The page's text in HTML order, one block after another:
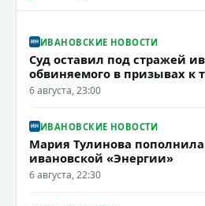
ИВАНОВСКИЕ НОВОСТИ
Суд оставил под стражей
обвиняемого в призывах к
6 августа, 23:00
ИВАНОВСКИЕ НОВОСТИ
Мария Тулинова
ивановской «Энергии»
6 августа, 22:30